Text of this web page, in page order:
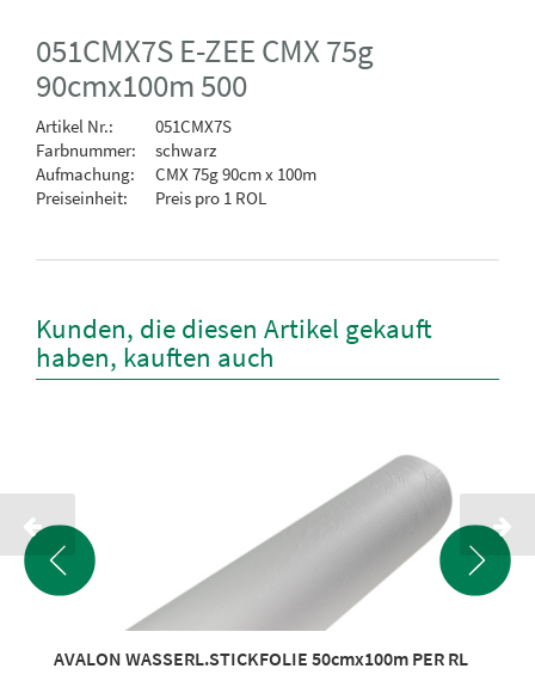
051CMX7S E-ZEE CMX 75g
90cmx100m 500
Artikel Nr.:
051CMX7S
Farbnummer:
schwarz
Aufmachung:
CMX 75g 90cm x 100m
Preiseinheit:
Preis pro 1 ROL
Kunden, die diesen Artikel gekauft
haben, kauften auch
AVALON WASSERL.STICKFOLIE 50cmx100m PER RL